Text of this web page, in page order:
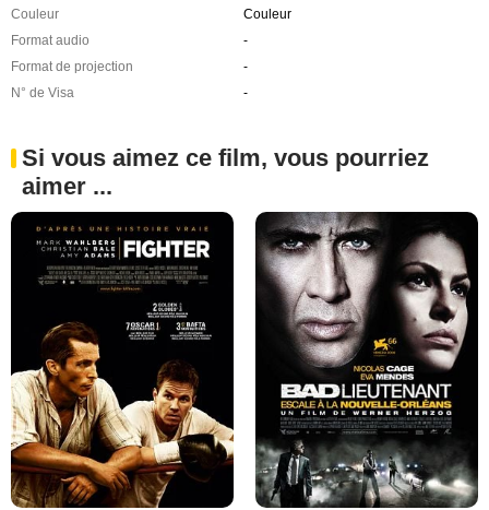
Couleur
Couleur
Format audio
-
Format de projection
-
N° de Visa
-
Si vous aimez ce film, vous pourriez
aimer ...